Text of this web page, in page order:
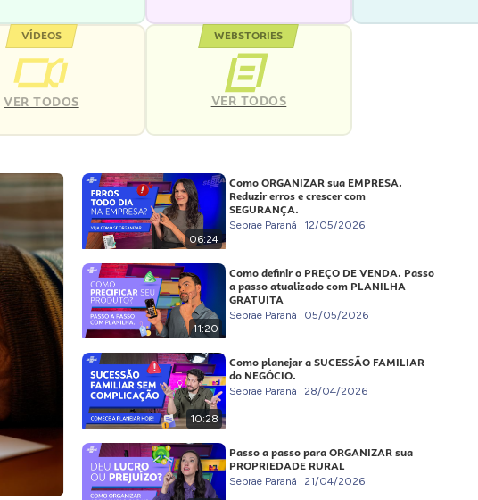
VÍDEOS
VER TODOS
WEBSTORIES
VER TODOS
06:24
Como ORGANIZAR sua EMPRESA.
Reduzir erros e crescer com
SEGURANÇA.
Sebrae Paraná 12/05/2026
11:20
Como definir o PREÇO DE VENDA. Passo
a passo atualizado com PLANILHA
GRATUITA
Sebrae Paraná 05/05/2026
10:28
Como planejar a SUCESSÃO FAMILIAR
do NEGÓCIO.
Sebrae Paraná 28/04/2026
Passo a passo para ORGANIZAR sua
PROPRIEDADE RURAL
Sebrae Paraná 21/04/2026